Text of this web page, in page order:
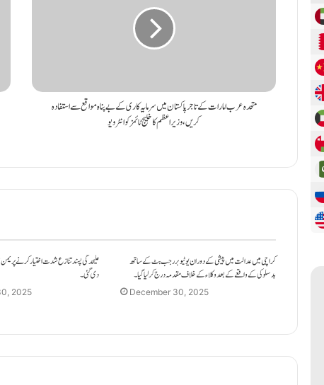
متحدہ عرب امارات کے تاجر پاکستان میں سرمایہ کاری کے بے پناہ مواقع سے استفادہ
کریں ، وزیراعظم کا خلیج ٹائمز کو انٹرویو
علیحدگی پسند تنازع شدت اختیار کرنے پر
دی گئی۔
2025
کراچی میں عدالت میں پیشی کے دوران یوٹیوبر رجب بٹ کے ساتھ
بدسلوکی کے واقعے کے بعد وکلاء کے خلاف مقدمہ درج کر لیا گیا۔
December 30, 2025